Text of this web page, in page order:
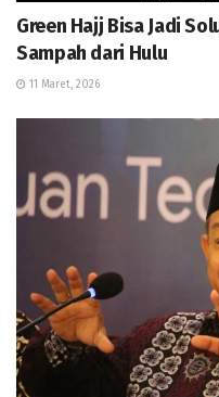
Green Hajj Bisa Jadi
Sampah dari Hulu
11 Maret, 2026